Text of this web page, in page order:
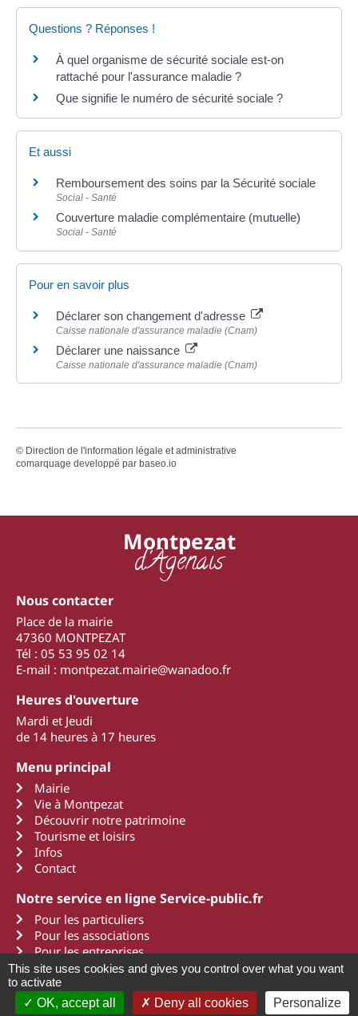
Questions ? Réponses !
À quel organisme de sécurité sociale est-on
rattaché pour l'assurance maladie ?
Que signifie le numéro de sécurité sociale ?
Et aussi
Remboursement des soins par la Sécurité sociale
Social - Santé
Couverture maladie complémentaire (mutuelle)
Social - Santé
Pour en savoir plus
Déclarer son changement d'adresse
Caisse nationale d'assurance maladie (Cnam)
Déclarer une naissance
Caisse nationale d'assurance maladie (Cnam)
© Direction de l'information légale et administrative
comarquage developpé par baseo.io
Montpezat
d'Agenais
Nous contacter
Place de la mairie
47360 MONTPEZAT
Tél : 05 53 95 02 14
E-mail : montpezat.mairie@wanadoo.fr
Heures d'ouverture
Mardi et Jeudi
de 14 heures à 17 heures
Menu principal
Mairie
Vie à Montpezat
Découvrir notre patrimoine
Tourisme et loisirs
Infos
Contact
Notre service en ligne Service-public.fr
Pour les particuliers
Pour les associations
Pour les entreprises
2011 - 2022 Montpezat d'AgenaisMentions légales
This site uses cookies and gives you control over what you want
to activate
OK, accept all
Deny all cookies Personalize